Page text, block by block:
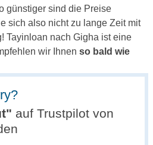
günstiger sind die Preise
sich also nicht zu lange Zeit mit
Tayinloan nach Gigha ist eine
wir Ihnen so bald wie
" auf Trustpilot von